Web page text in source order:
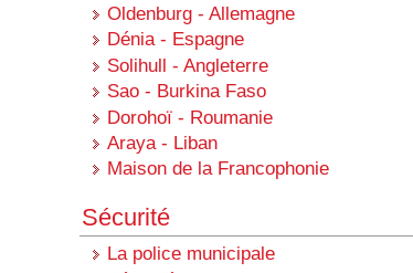
Oldenburg - Allemagne
Dénia - Espagne
Solihull - Angleterre
Sao - Burkina Faso
Dorohoï - Roumanie
Araya - Liban
Maison de la Francophonie
Sécurité
La police municipale